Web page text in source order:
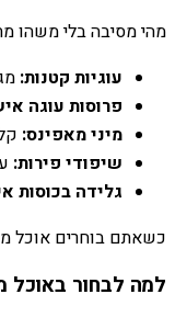
מהי מסיבה בלי משהו
עוגיות קטנות:
פרוסות עוגה
מיני מאפינס:
שיפודי פירות:
גלידה בכוסות
כשאתם בוחרים אוכל
למה לבחור באוכל